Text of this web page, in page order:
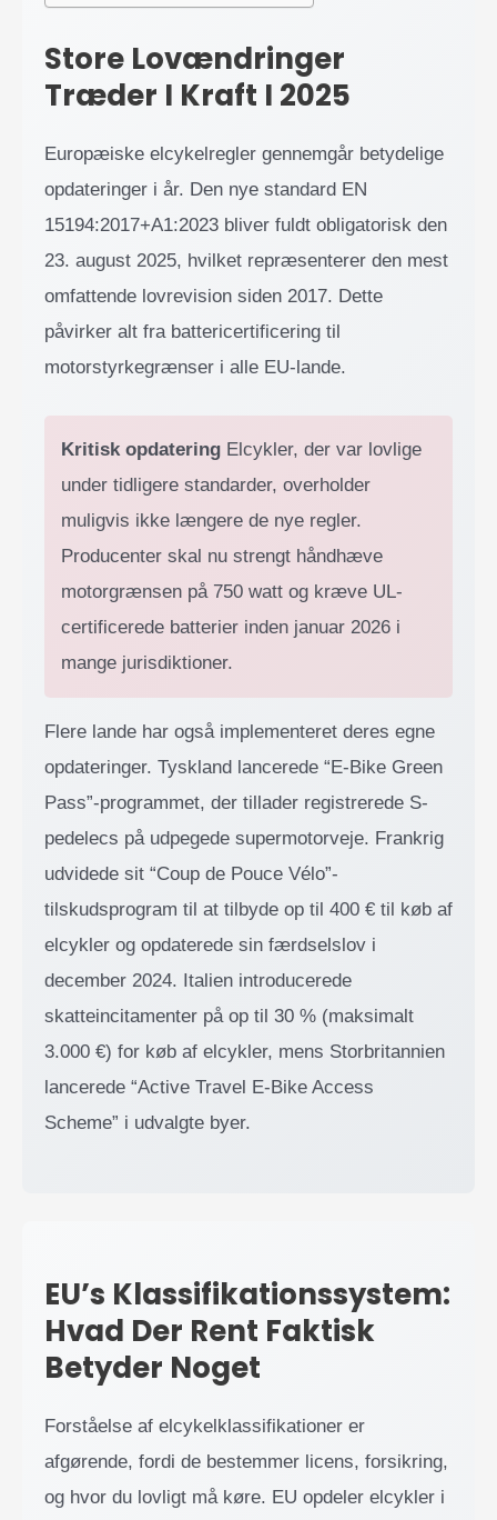
Store Lovændringer
Træder I Kraft I 2025
Europæiske elcykelregler gennemgår betydelige
opdateringer i år. Den nye standard EN
15194:2017+A1:2023 bliver fuldt obligatorisk den
23. august 2025, hvilket repræsenterer den mest
omfattende lovrevision siden 2017. Dette
påvirker alt fra battericertificering til
motorstyrkegrænser i alle EU-lande.
Kritisk opdatering Elcykler, der var lovlige
under tidligere standarder, overholder
muligvis ikke længere de nye regler.
Producenter skal nu strengt håndhæve
motorgrænsen på 750 watt og kræve UL-
certificerede batterier inden januar 2026 i
mange jurisdiktioner.
Flere lande har også implementeret deres egne
opdateringer. Tyskland lancerede “E-Bike Green
Pass”-programmet, der tillader registrerede S-
pedelecs på udpegede supermotorveje. Frankrig
udvidede sit “Coup de Pouce Vélo”-
tilskudsprogram til at tilbyde op til 400 € til køb af
elcykler og opdaterede sin færdselslov i
december 2024. Italien introducerede
skatteincitamenter på op til 30 % (maksimalt
3.000 €) for køb af elcykler, mens Storbritannien
lancerede “Active Travel E-Bike Access
Scheme” i udvalgte byer.
EU’s Klassifikationssystem:
Hvad Der Rent Faktisk
Betyder Noget
Forståelse af elcykelklassifikationer er
afgørende, fordi de bestemmer licens, forsikring,
og hvor du lovligt må køre. EU opdeler elcykler i